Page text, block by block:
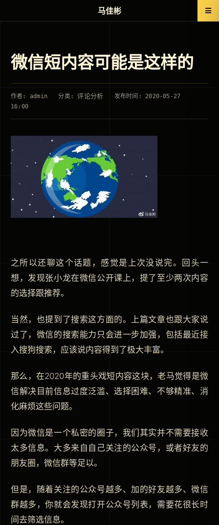
微信短内容可能是这样的
作者: admin 分类:评论分析
发布时间: 2020-05-27
16:00
之所以还聊这个话题，感觉是上次没说完。回头一
想，发现张小龙在微信公开课上，提了至少两次内容
的选择跟推荐。
当然，也提到了搜索这方面的。上篇文章也跟大家说
过了，微信的搜索能力只会进一步加强，包括最近接
入搜狗搜索，应该说内容得到了极大丰富。
那么，在2020年的重头戏短内容这块，老马觉得是微
信解决目前信息过度泛滥、选择困难、不够精准、消
化麻烦这些问题。
因为微信是一个私密的圈子，我们其实并不需要接收
太多信息。大多来自自己关注的公众号，或者好友的
朋友圈，微信群等足以。
但是，随着关注的公众号越多、加的好友越多、微信
群越多，你就会发现打开公众号列表，需要花很长时
间去筛选信息。
马佳彬